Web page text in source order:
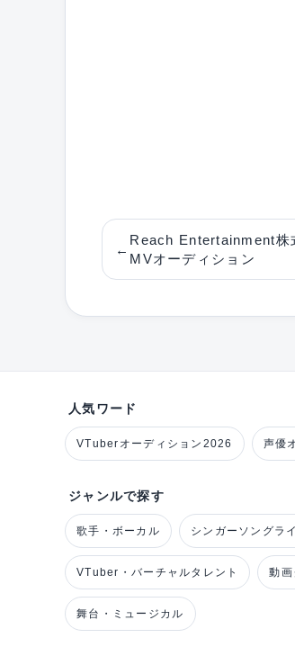
←
Reach Entertainment
MVオーディション
人気ワード
VTuberオーディション2026 声優
ジャンルで探す
歌手・ボーカル シンガーソングラ
VTuber・バーチャルタレント 動
舞台・ミュージカル